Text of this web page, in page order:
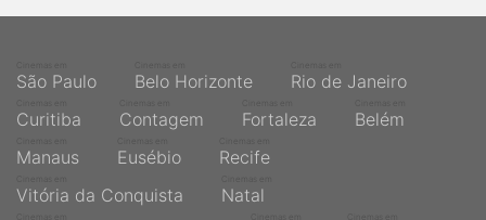
São Paulo Belo Horizonte Rio de Janeiro
Curitiba Contagem Fortaleza Belém
Manaus Eusébio Recife
Vitória da Conquista Natal